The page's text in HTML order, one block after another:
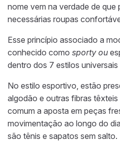
nome vem na verdade de que
necessárias roupas
Esse princípio associado a
conhecido como sporty ou
dentro dos 7 estilos universais
No estilo esportivo, estão
algodão e outras fibras têxteis
comum a aposta em peças
movimentação ao longo do
são tênis e sapatos sem salto.